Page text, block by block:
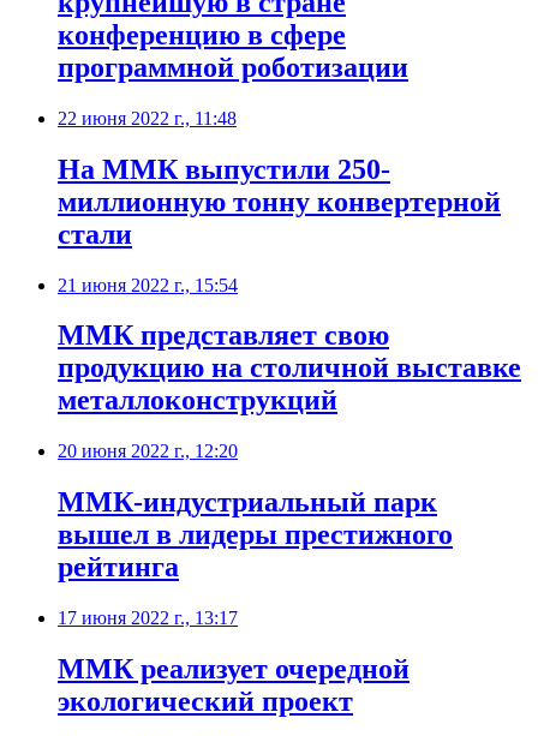
конференцию в сфере
программной роботизации
22 июня 2022 г., 11:48
На ММК выпустили 250-
миллионную тонну конвертерной
стали
21 июня 2022 г., 15:54
​ММК представляет свою
продукцию на столичной выставке
металлоконструкций
20 июня 2022 г., 12:20
​ММК-индустриальный парк
вышел в лидеры престижного
рейтинга
17 июня 2022 г., 13:17
​ММК реализует очередной
экологический проект